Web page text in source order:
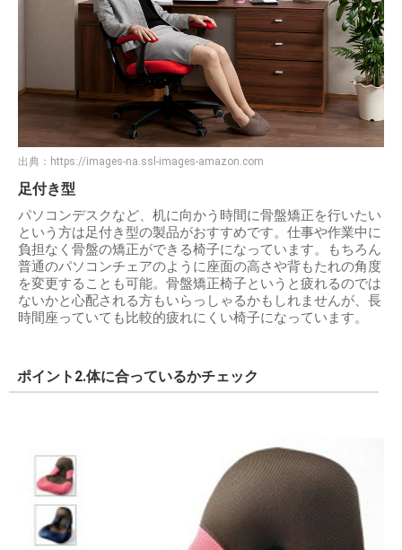
出典： https://images-na.ssl-images-amazon.com
足付き型
パソコンデスクなど、机に向かう時間に骨盤矯正を行いたい
という方は足付き型の製品がおすすめです。仕事や作業中に
負担なく骨盤の矯正ができる椅子になっています。もちろん
普通のパソコンチェアのように座面の高さや背もたれの角度
を変更することも可能。骨盤矯正椅子というと疲れるのでは
ないかと心配される方もいらっしゃるかもしれませんが、長
時間座っていても比較的疲れにくい椅子になっています。
ポイント2.体に合っているかチェック